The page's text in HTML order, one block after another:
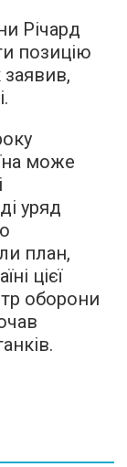
Річард
позицію
може
уряд
план,
цієї
оборони